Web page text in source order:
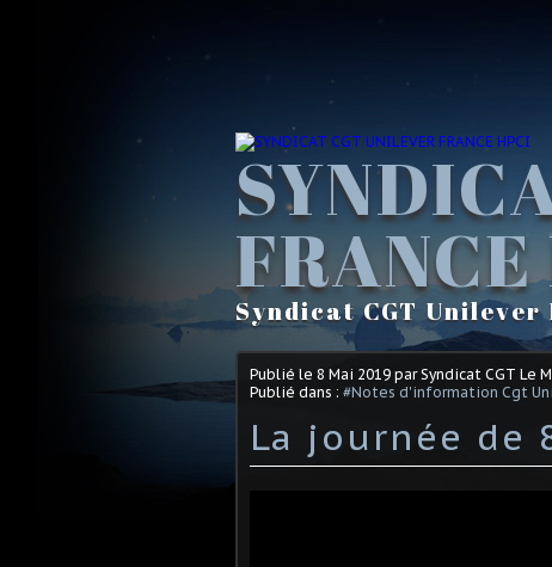
Syndicat CGT Unilever
Publié le 8 Mai 2019 par Syndicat CGT Le
Publié dans : #Notes d'information Cgt
La journée de